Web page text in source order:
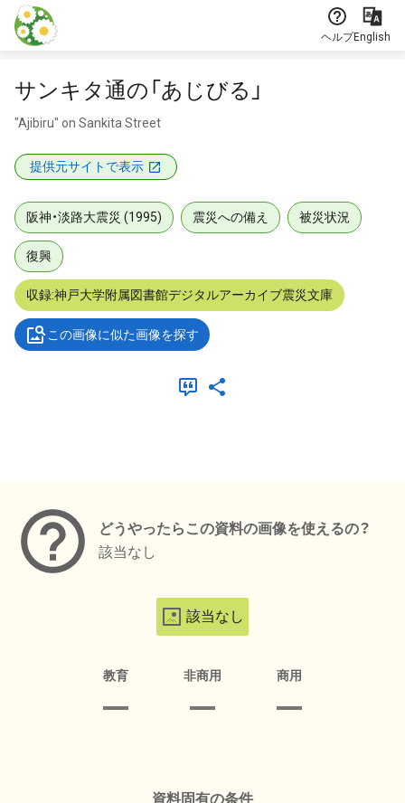
本文に飛ぶ
ヘルプEnglish
サンキタ通の「あじびる」
"Ajibiru" on Sankita Street
提供元サイトで表示
阪神・淡路大震災 (1995) 震災への備え 被災状況
復興
収録:神戸大学附属図書館デジタルアーカイブ震災文庫
この画像に似た画像を探す
どうやったらこの資料の画像を使えるの？
該当なし
該当なし
教育 非商用 商用
資料固有の条件